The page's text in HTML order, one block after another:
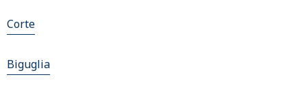
Corte
Biguglia